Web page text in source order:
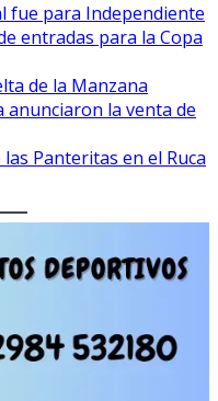
fue para Independiente
entradas para la Copa
de la Manzana
anunciaron la venta de
Panteritas en el Ruca